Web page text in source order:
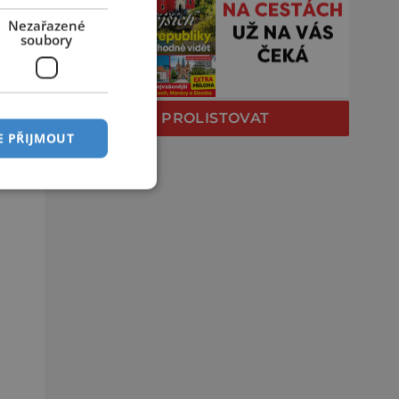
PROLISTOVAT
Nezařazené
soubory
PŘIJMOUT